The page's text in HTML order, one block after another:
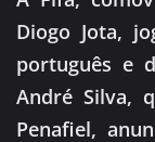
Diogo Jota,
português e
André Silva,
Penafiel,